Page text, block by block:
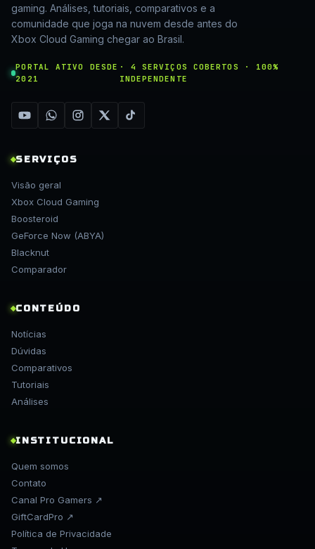
gaming. Análises, tutoriais, comparativos e a
comunidade que joga na nuvem desde antes do
Xbox Cloud Gaming chegar ao Brasil.
PORTAL ATIVO DESDE
2021
· 4 SERVIÇOS COBERTOS · 100%
INDEPENDENTE
SERVIÇOS
Visão geral
Xbox Cloud Gaming
Boosteroid
GeForce Now (ABYA)
Blacknut
Comparador
CONTEÚDO
Notícias
Dúvidas
Comparativos
Tutoriais
Análises
INSTITUCIONAL
Quem somos
Contato
Canal Pro Gamers ↗
GiftCardPro ↗
Política de Privacidade